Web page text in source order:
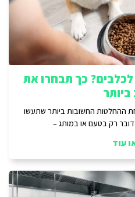
כך תבחרו את
ההחלטות החשובות ביותר שתעשו
רק בטעם או במותג –
עוד